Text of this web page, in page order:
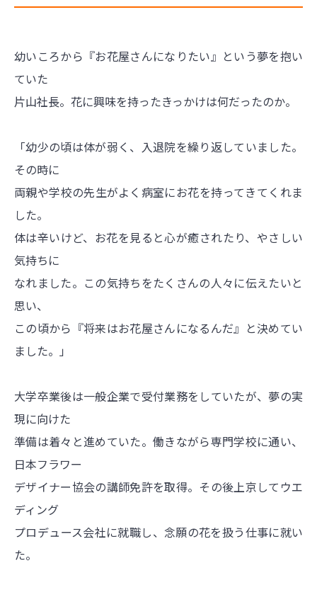
幼いころから『お花屋さんになりたい』という夢を抱い
ていた
片山社長。花に興味を持ったきっかけは何だったのか。
「幼少の頃は体が弱く、入退院を繰り返していました。
その時に
両親や学校の先生がよく病室にお花を持ってきてくれま
した。
体は辛いけど、お花を見ると心が癒されたり、やさしい
気持ちに
なれました。この気持ちをたくさんの人々に伝えたいと
思い、
この頃から『将来はお花屋さんになるんだ』と決めてい
ました。」
大学卒業後は一般企業で受付業務をしていたが、夢の実
現に向けた
準備は着々と進めていた。働きながら専門学校に通い、
日本フラワー
デザイナー協会の講師免許を取得。その後上京してウエ
ディング
プロデュース会社に就職し、念願の花を扱う仕事に就い
た。